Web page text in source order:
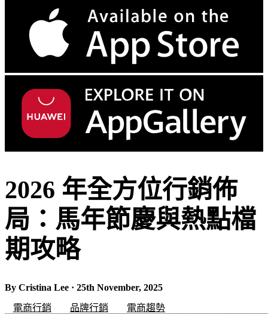
2026 年全方位行銷佈
局：馬年節慶與熱點檔
期攻略
By Cristina Lee · 25th November, 2025
電商行銷
品牌行銷 電商趨勢